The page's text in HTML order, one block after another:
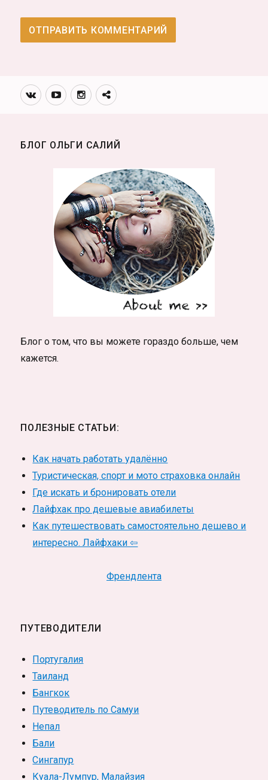
Вконтакте
YoutubeИнстаграмм
Телеграм
БЛОГ ОЛЬГИ САЛИЙ
Блог о том, что вы можете гораздо больше, чем
кажется.
ПОЛЕЗНЫЕ СТАТЬИ:
Как начать работать удалённо
Туристическая, спорт и мото страховка онлайн
Где искать и бронировать отели
Лайфхак про дешевые авиабилеты
Как путешествовать самостоятельно дешево и
интересно. Лайфхаки ⇦
Френдлента
ПУТЕВОДИТЕЛИ
Португалия
Таиланд
Бангкок
Путеводитель по Самуи
Непал
Бали
Сингапур
Куала-Лумпур, Малайзия